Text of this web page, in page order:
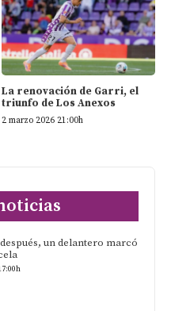
La renovación de Garri, el
triunfo de Los Anexos
2 marzo 2026 21:00h
un delantero marcó